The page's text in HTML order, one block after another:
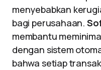
menyebabkan
bagi perusahaan.
membantu
dengan sistem
bahwa setiap